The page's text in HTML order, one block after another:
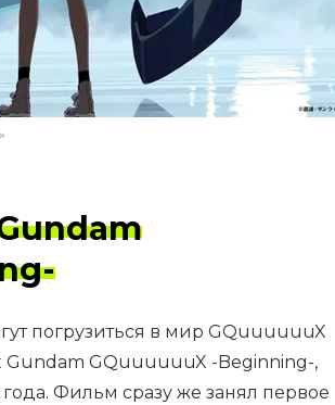
погрузиться в мир GQuuuuuuX
GQuuuuuuX -Beginning-,
Фильм сразу же занял первое